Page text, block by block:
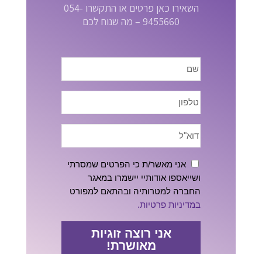
השאירו כאן פרטים או התקשרו 054-
9455660 – מה שנוח לכם
אני מאשר/ת כי הפרטים שמסרתי
ושייאספו אודותיי יישמרו במאגר
החברה למטרותיה ובהתאם למפורט
במדיניות פרטיות.
אני רוצה זוגיות
מאושרת!